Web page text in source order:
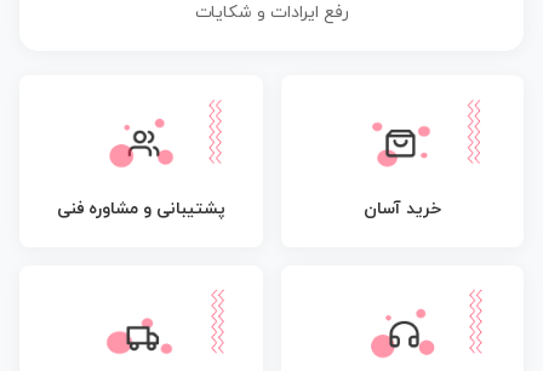
رفع ایرادات و شکایات
خرید آسان پشتیبانی و مشاوره فنی